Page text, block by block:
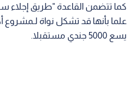
كما تتضمن القاعدة "طريق إجلاء
علما بأنها قد تشكل نواة
يسع 5000 جندي مستقبلا.